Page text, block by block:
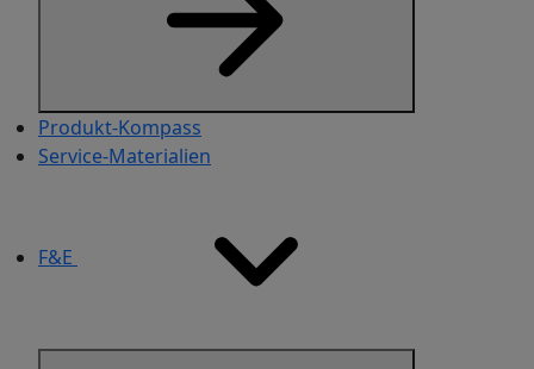
Produkt-Kompass
Service-Materialien​
F&E